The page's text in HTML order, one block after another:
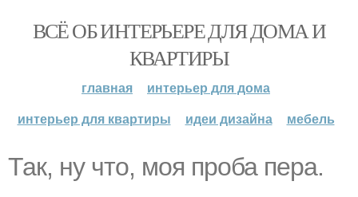
ВСЁ ОБ ИНТЕРЬЕРЕ ДЛЯ ДОМА И
КВАРТИРЫ
главная
интерьер для дома
интерьер для квартиры
идеи дизайна мебель
Так, ну что, моя проба пера.